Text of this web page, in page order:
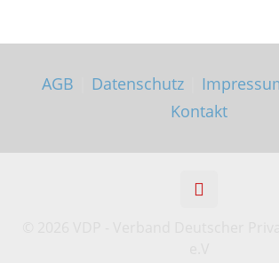
AGB Datenschutz
Kontakt